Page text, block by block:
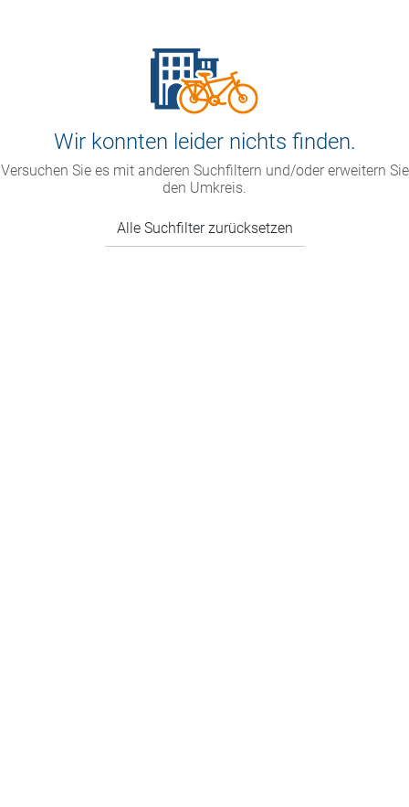
Wir konnten leider nichts finden.
Versuchen Sie es mit anderen Suchfiltern und/oder erweitern Sie
den Umkreis.
Alle Suchfilter zurücksetzen